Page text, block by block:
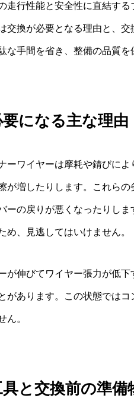
走行性能と安全性に直結す
交換が必要となる理由と、
な手間を省き、整備の品質を
になる主な理由
ーワイヤーは摩耗や錆びに
が増したりします。これら
ーの戻りが悪くなったりし
め、見逃してはいけません。
が伸びてワイヤー張力が低
があります。この状態では
ん。
と交換前の準備